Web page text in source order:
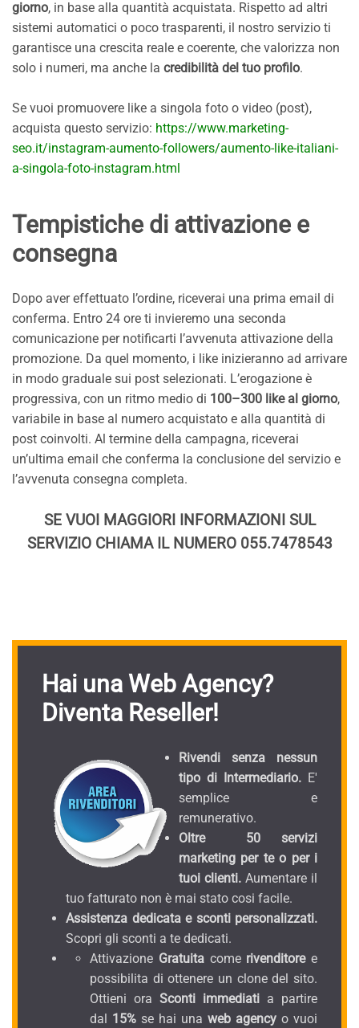
giorno, in base alla quantità acquistata. Rispetto ad altri
sistemi automatici o poco trasparenti, il nostro servizio ti
garantisce una crescita reale e coerente, che valorizza non
solo i numeri, ma anche la credibilità del tuo profilo.
Se vuoi promuovere like a singola foto o video (post),
acquista questo servizio: https://www.marketing-
seo.it/instagram-aumento-followers/aumento-like-italiani-
a-singola-foto-instagram.html
Tempistiche di attivazione e
consegna
Dopo aver effettuato l’ordine, riceverai una prima email di
conferma. Entro 24 ore ti invieremo una seconda
comunicazione per notificarti l’avvenuta attivazione della
promozione. Da quel momento, i like inizieranno ad arrivare
in modo graduale sui post selezionati. L’erogazione è
progressiva, con un ritmo medio di 100–300 like al giorno,
variabile in base al numero acquistato e alla quantità di
post coinvolti. Al termine della campagna, riceverai
un’ultima email che conferma la conclusione del servizio e
l’avvenuta consegna completa.
SE VUOI MAGGIORI INFORMAZIONI SUL
SERVIZIO CHIAMA IL NUMERO 055.7478543
Hai una Web Agency?
Diventa Reseller!
Rivendi senza nessun
tipo di Intermediario. E'
semplice e
remunerativo.
Oltre 50 servizi
marketing per te o per i
tuoi clienti. Aumentare il
tuo fatturato non è mai stato cosi facile.
Assistenza dedicata e sconti personalizzati.
Scopri gli sconti a te dedicati.
Attivazione Gratuitacomerivenditoree
possibilita di ottenere un clone del sito.
Ottieni ora Sconti immediati a partire
dal 15% se hai una web agency o vuoi